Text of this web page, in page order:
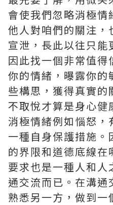
會使我們忽略消極情
他人對咱們的關注，
宣泄，長此以往只能
因此找一個非常值得
你的情緒，曝露你的
些構思，獲得真實的
不取悅才算是身心健
消極情緒例如惱怒，
一種自身保護措施。
的界限和道德底線在
要求也是一種人和
通交流而已。在溝通
熟悉另一方，做到一